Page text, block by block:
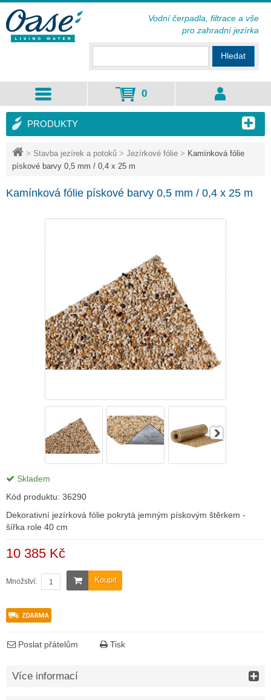
> Stavba jezírek a potoků > Jezírkové fólie > Kamínková fólie
pískové barvy 0,5 mm / 0,4 x 25 m
Kamínková fólie pískové barvy 0,5 mm / 0,4 x 25 m
Skladem
Kód produktu: 36290
Dekorativní jezírková fólie pokrytá jemným pískovým štěrkem -
šířka role 40 cm
10 385 Kč
Koupit
Množství:
Poslat přátelům Tisk
Více informací
PRODUKTY
Hledat
0
Vodní čerpadla, filtrace a vše
pro zahradní jezírka